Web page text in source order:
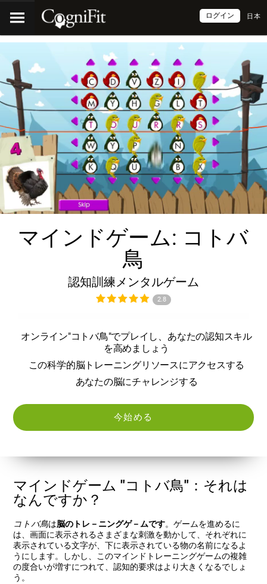
日本
ログイン
マインドゲーム: コトバ
鳥
認知訓練メンタルゲーム
2.8
オンライン"コトバ鳥"でプレイし、あなたの認知スキル
を高めましょう
この科学的脳トレーニングリソースにアクセスする
あなたの脳にチャレンジする
今始める
マインドゲーム "コトバ鳥"：それは
なんですか？
コトバ鳥は脳のトレ－ニングゲ－ムです。ゲームを進めるに
は、画面に表示されるさまざまな刺激を動かして、それぞれに
表示されている文字が、下に表示されている物の名前になるよ
うにします。しかし、このマインドトレーニングゲームの複雑
の度合いが増すにつれて、認知的要求はより大きくなるでしょ
う。